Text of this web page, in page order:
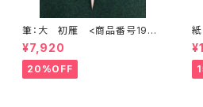
筆：大 初雁 <商品番号1904
>
¥7,920
20%OFF
紙
(